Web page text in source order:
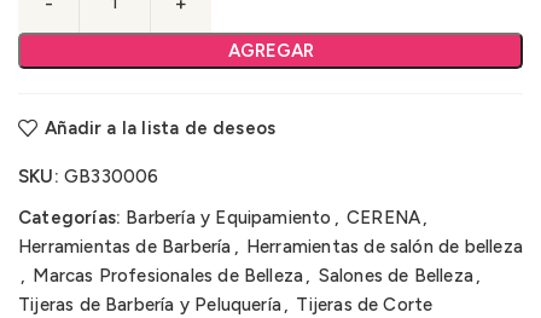
AGREGAR
Añadir a la lista de deseos
SKU: GB330006
Categorías: Barbería y Equipamiento , CERENA,
Herramientas de Barbería , Herramientas de salón de belleza
, Marcas Profesionales de Belleza, Salones de Belleza,
Tijeras de Barbería y Peluquería, Tijeras de Corte